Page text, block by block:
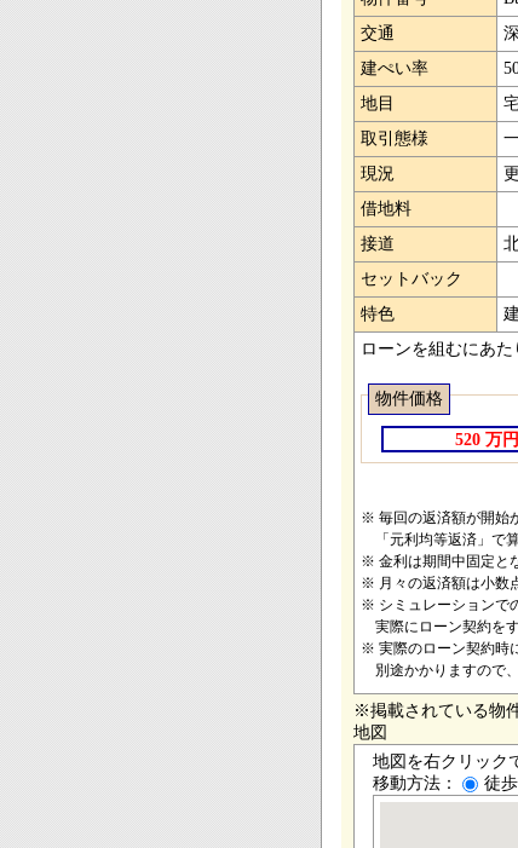
交通
建ぺい率
地目
取引態様
現況
借地料
接道
セットバック
特色
ローンを組むにあ
物件価格
520 万円
※ 毎回の返済額が開始
「元利均等返済」で算
※ 金利は期間中固定と
※ 月々の返済額は小数
※ シミュレーションで
実際にローン契約を
※ 実際のローン契約時
別途かかりますので
※掲載されている物
地図
地図を右クリック
移動方法：
徒歩